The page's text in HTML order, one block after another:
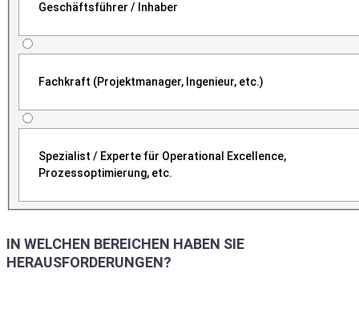
Geschäftsführer / Inhaber
Fachkraft (Projektmanager, Ingenieur, etc.)
Spezialist / Experte für Operational Excellence,
Prozessoptimierung, etc.
IN WELCHEN BEREICHEN HABEN SIE
HERAUSFORDERUNGEN?